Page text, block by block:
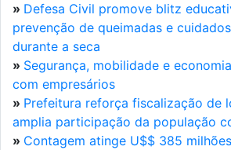
» Defesa Civil promove blitz
prevenção de queimadas e
durante a seca
» Segurança, mobilidade e
com empresários
» Prefeitura reforça fiscalização de
amplia participação da população
» Contagem atinge U$$ 385